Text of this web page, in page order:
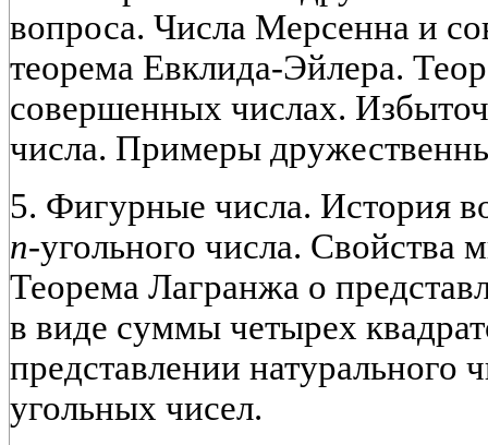
вопроса. Числа Мерсенна и
теорема Евклида-Эйлера.
совершенных числах.
числа. Примеры
5. Фигурные числа. История
n-угольного числа. Свойства
Теорема Лагранжа о
в виде суммы четырех
представлении
угольных чисел.